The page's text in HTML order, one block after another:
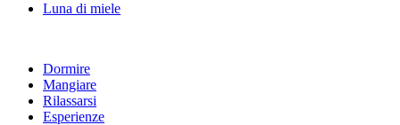
Luna di miele
Dormire
Mangiare
Rilassarsi
Esperienze